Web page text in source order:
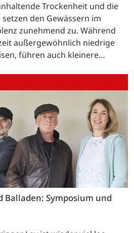
Trockenheit und die
den Gewässern im
zunehmend zu. Während
außergewöhnlich niedrige
führen auch kleinere…
Balladen: Symposium und